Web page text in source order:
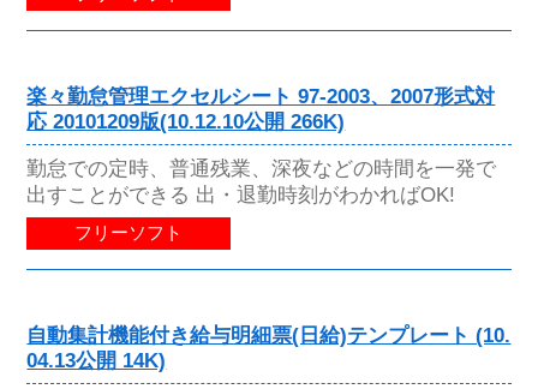
楽々勤怠管理エクセルシート 97-2003、2007形式対
応 20101209版(10.12.10公開 266K)
勤怠での定時、普通残業、深夜などの時間を一発で
出すことができる 出・退勤時刻がわかればOK!
フリーソフト
自動集計機能付き給与明細票(日給)テンプレート (10.
04.13公開 14K)